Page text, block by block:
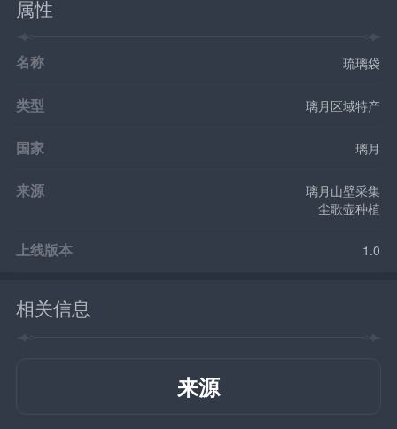
属性
名称 琉璃袋
类型 璃月区域特产
国家 璃月
来源
璃月山壁采集
尘歌壶种植
上线版本 1.0
相关信息
来源